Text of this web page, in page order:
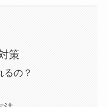
策
るの？